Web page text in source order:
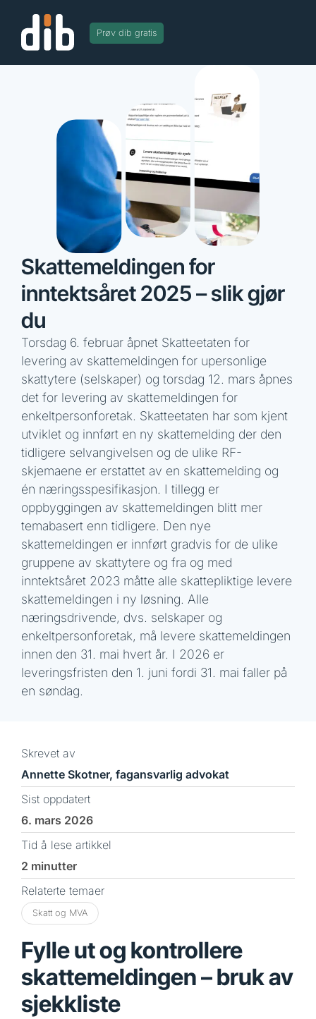
Prøv dib gratis
Skattemeldingen for
inntektsåret 2025 – slik gjør
du
Torsdag 6. februar åpnet Skatteetaten for
levering av skattemeldingen for upersonlige
skattytere (selskaper) og torsdag 12. mars åpnes
det for levering av skattemeldingen for
enkeltpersonforetak. Skatteetaten har som kjent
utviklet og innført en ny skattemelding der den
tidligere selvangivelsen og de ulike RF-
skjemaene er erstattet av en skattemelding og
én næringsspesifikasjon. I tillegg er
oppbyggingen av skattemeldingen blitt mer
temabasert enn tidligere. Den nye
skattemeldingen er innført gradvis for de ulike
gruppene av skattytere og fra og med
inntektsåret 2023 måtte alle skattepliktige levere
skattemeldingen i ny løsning. Alle
næringsdrivende, dvs. selskaper og
enkeltpersonforetak, må levere skattemeldingen
innen den 31. mai hvert år. I 2026 er
leveringsfristen den 1. juni fordi 31. mai faller på
en søndag.
Skrevet av
Annette Skotner, fagansvarlig advokat
Sist oppdatert
6. mars 2026
Tid å lese artikkel
2 minutter
Relaterte temaer
Skatt og MVA
Fylle ut og kontrollere
skattemeldingen – bruk av
sjekkliste